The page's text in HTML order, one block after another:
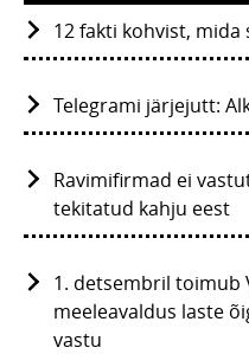
12 fakti kohvist,
Telegrami järjejutt:
Ravimifirmad ei
tekitatud kahju eest
1. detsembril toimub
meeleavaldus laste
vastu